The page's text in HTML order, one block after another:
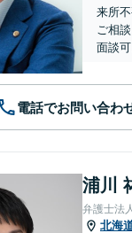
来所
ご相
面談可
電話でお問い合わ
浦川
弁護士法
北海